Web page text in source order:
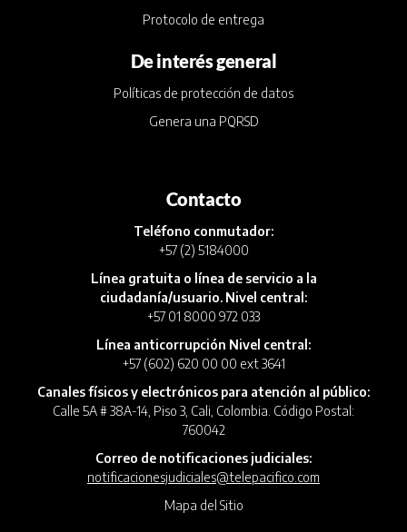
Protocolo de entrega
De interés general
Políticas de protección de datos
Genera una PQRSD
Contacto
Teléfono conmutador:
+57 (2) 5184000
Línea gratuita o línea de servicio a la
ciudadanía/usuario. Nivel central:
+57 01 8000 972 033
Línea anticorrupción Nivel central:
+57 (602) 620 00 00 ext 3641
Canales físicos y electrónicos para atención al público:
Calle 5A # 38A-14, Piso 3, Cali, Colombia. Código Postal:
760042
Correo de notificaciones judiciales:
notificacionesjudiciales@telepacifico.com
Mapa del Sitio